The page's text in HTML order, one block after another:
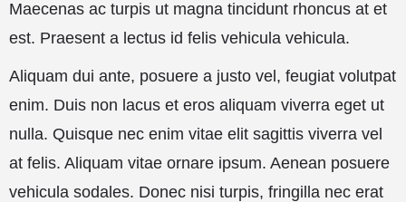
Maecenas ac turpis ut magna tincidunt rhoncus at et
est. Praesent a lectus id felis vehicula vehicula.
Aliquam dui ante, posuere a justo vel, feugiat volutpat
enim. Duis non lacus et eros aliquam viverra eget ut
nulla. Quisque nec enim vitae elit sagittis viverra vel
at felis. Aliquam vitae ornare ipsum. Aenean posuere
vehicula sodales. Donec nisi turpis, fringilla nec erat